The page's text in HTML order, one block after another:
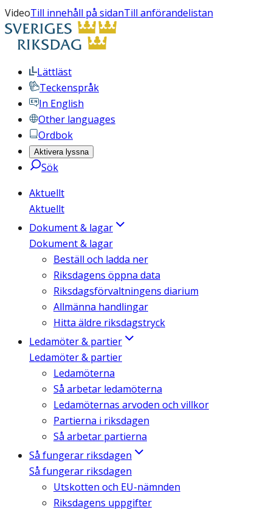
VideoTill innehåll på sidanTill anförandelistan
Lättläst
Teckenspråk
In English
Other languages
Ordbok
Aktivera lyssna
Sök
Aktuellt
Aktuellt
Dokument & lagar
Dokument & lagar
Beställ och ladda ner
Riksdagens öppna data
Riksdagsförvaltningens diarium
Allmänna handlingar
Hitta äldre riksdagstryck
Ledamöter & partier
Ledamöter & partier
Ledamöterna
Så arbetar ledamöterna
Ledamöternas arvoden och villkor
Partierna i riksdagen
Så arbetar partierna
Så fungerar riksdagen
Så fungerar riksdagen
Utskotten och EU-nämnden
Riksdagens uppgifter